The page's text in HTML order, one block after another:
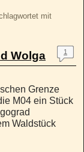
mit
Wolga 1
Grenze
M04 ein Stück
Waldstück